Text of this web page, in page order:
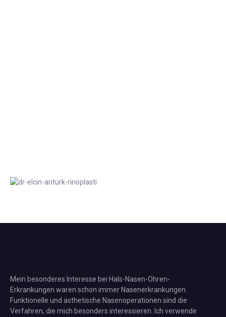
Mein besonderes Interesse bei Hals-Nasen-Ohren-
Erkrankungen waren schon immer Nasenerkrankungen.
Funktionelle und ästhetische Nasenoperationen sind die
Verfahren, die mich besonders interessieren. Ich verwende